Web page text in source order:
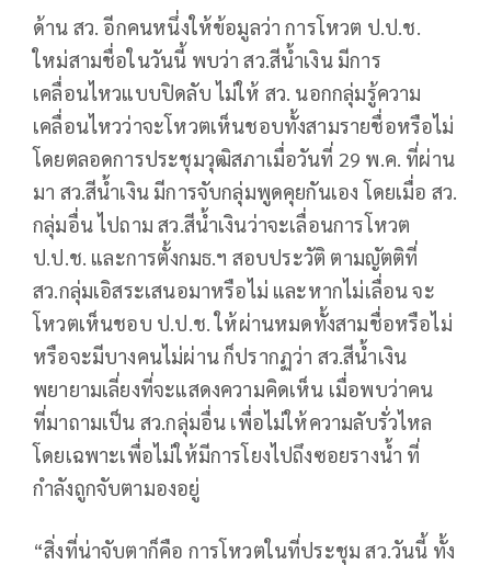
ด้าน สว. อีกคนหนึ่งให้ข้อมูลว่า การโหวต ป.ป.ช.
ใหม่สามชื่อในวันนี้ พบว่า สว.สีน้ำเงิน มีการ
เคลื่อนไหวแบบปิดลับ ไม่ให้ สว. นอกกลุ่มรู้ความ
เคลื่อนไหวว่าจะโหวตเห็นชอบทั้งสามรายชื่อหรือไม่
โดยตลอดการประชุมวุฒิสภาเมื่อวันที่ 29 พ.ค. ที่ผ่าน
มา สว.สีน้ำเงิน มีการจับกลุ่มพูดคุยกันเอง โดยเมื่อ สว.
กลุ่มอื่น ไปถาม สว.สีน้ำเงินว่าจะเลื่อนการโหวต
ป.ป.ช. และการตั้งกมธ.ฯ สอบประวัติ ตามญัตติที่
สว.กลุ่มเอิสระเสนอมาหรือไม่ และหากไม่เลื่อน จะ
โหวตเห็นชอบ ป.ป.ช. ให้ผ่านหมดทั้งสามชื่อหรือไม่
หรือจะมีบางคนไม่ผ่าน ก็ปรากฏว่า สว.สีน้ำเงิน
พยายามเลี่ยงที่จะแสดงความคิดเห็น เมื่อพบว่าคน
ที่มาถามเป็น สว.กลุ่มอื่น เพื่อไม่ให้ความลับรั่วไหล
โดยเฉพาะเพื่อไม่ให้มีการโยงไปถึงซอยรางน้ำ ที่
กำลังถูกจับตามองอยู่
“สิ่งที่น่าจับตาก็คือ การโหวตในที่ประชุม สว.วันนี้ ทั้ง